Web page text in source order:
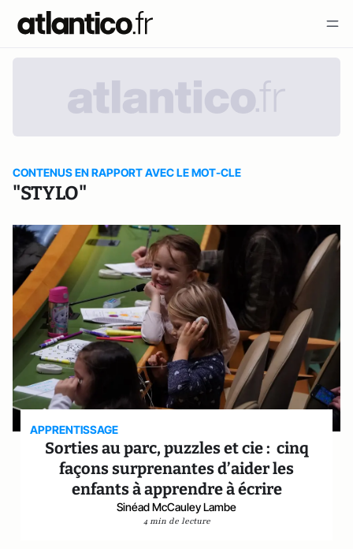
CONTENUS EN RAPPORT AVEC LE MOT-CLE
"STYLO"
APPRENTISSAGE
Sorties au parc, puzzles et cie : cinq
façons surprenantes d’aider les
enfants à apprendre à écrire
Sinéad McCauley Lambe
4 min de lecture